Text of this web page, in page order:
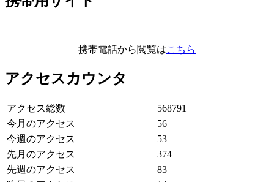
携帯電話から閲覧はこちら
アクセスカウンタ
アクセス総数
568791
今月のアクセス
56
今週のアクセス
53
先月のアクセス
374
先週のアクセス
83